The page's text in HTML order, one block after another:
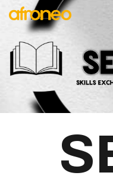
AFRONEO
MARKET
LA SCÈNE
DEVENIR